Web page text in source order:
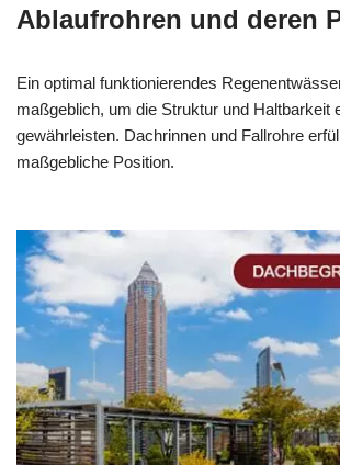
Ablaufrohren und deren
Ein optimal funktionierendes
maßgeblich, um die Struktur und Haltbarkeit
gewährleisten. Dachrinnen und Fallrohre
maßgebliche Position.